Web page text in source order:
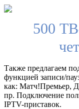
500
Также предлагаем
функцией записи/
как: Матч!Премьер,
пр. Подключение
IPTV-приставок.